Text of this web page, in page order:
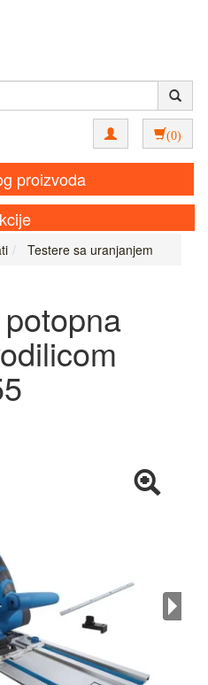
(0)
proizvoda
Testere sa uranjanjem